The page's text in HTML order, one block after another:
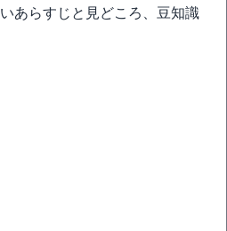
あらすじと見どころ、豆知識